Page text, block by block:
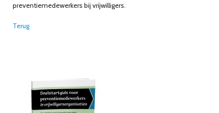
preventiemedewerkers bij vrijwilligers.
Terug